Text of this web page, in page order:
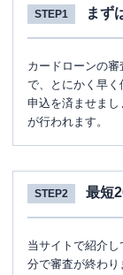
STEP1 まず
カードローンの
で、とにかく早
申込を済ませま
が行われます。
STEP2 最短
当サイトで紹介
分で審査が終わ